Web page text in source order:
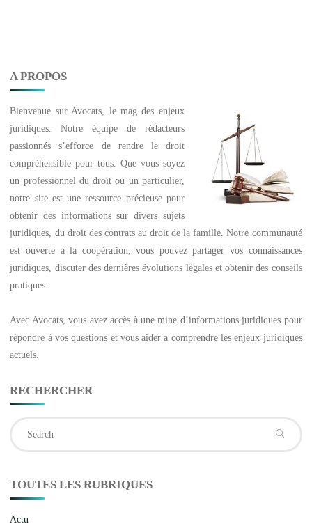
A PROPOS
Bienvenue surAvocats, le mag des enjeux
juridiques. Notre équipe de rédacteurs
passionnés s’efforce de rendre le droit
compréhensible pour tous. Que vous soyez
un professionnel du droit ou un particulier,
notre site est une ressource précieuse pour
obtenir des informations sur divers sujets
juridiques, du droit des contrats au droit de la famille. Notre communauté
est ouverte à la coopération, vous pouvez partager vos connaissances
juridiques, discuter des dernières évolutions légales et obtenir des conseils
pratiques.
Avec Avocats, vous avez accès à une mine d’informations juridiques pour
répondre à vos questions et vous aider à comprendre les enjeux juridiques
actuels.
RECHERCHER
TOUTES LES RUBRIQUES
Actu